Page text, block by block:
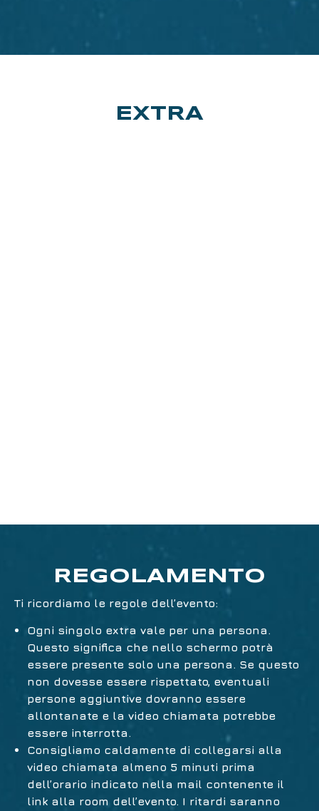
EXTRA
REGOLAMENTO
Ti ricordiamo le regole dell’evento:
Ogni singolo extra vale per una persona.
Questo significa che nello schermo potrà
essere presente solo una persona. Se questo
non dovesse essere rispettato, eventuali
persone aggiuntive dovranno essere
allontanate e la video chiamata potrebbe
essere interrotta.
Consigliamo caldamente di collegarsi alla
video chiamata almeno 5 minuti prima
dell’orario indicato nella mail contenente il
link alla room dell’evento. I ritardi saranno